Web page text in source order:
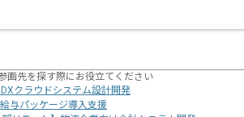
画先を探す際にお役立てください
DXクラウドシステム設計開発
給与パッケージ導入支援